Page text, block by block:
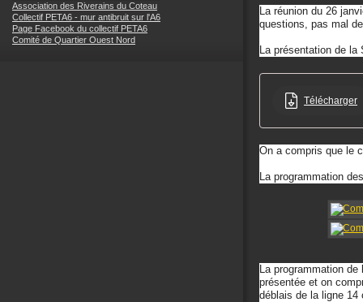
Association des Riverains du Coteau
Collectif PETA6 - mur antibruit sur l'A6
Page Facebook du collectif PETA6
Comité de Quartier Ouest Nord
La réunion du 26
questions, pas mal
La présentation de la
Télécharger
On a compris que le
La programmation
La programmation
présentée et on
déblais de la ligne 14